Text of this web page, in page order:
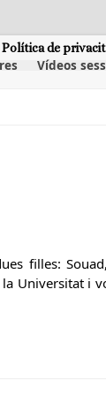
Política de
Vídeos
filles:
Universitat i